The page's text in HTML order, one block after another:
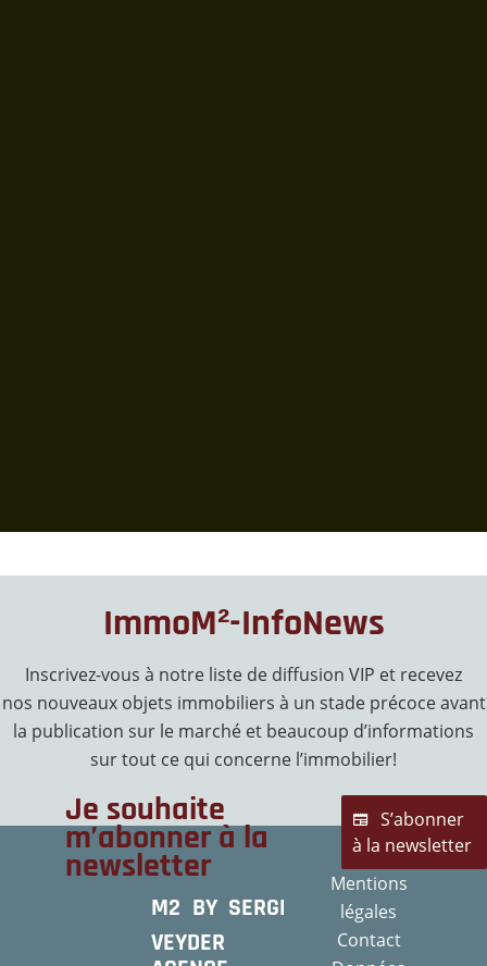
ImmoM²-InfoNews
Inscrivez-vous à notre liste de diffusion VIP et recevez
nos nouveaux objets immobiliers à un stade précoce avant
la publication sur le marché et beaucoup d’informations
sur tout ce qui concerne l’immobilier!
Je souhaite
m’abonner à la
newsletter
S’abonner
à la newsletter
M2 BY SERGE
VEYDER
Mentions
légales
Contact